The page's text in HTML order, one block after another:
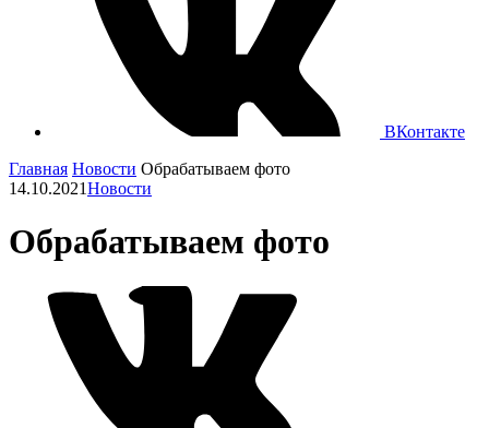
ВКонтакте
Главная Новости Обрабатываем фото
14.10.2021Новости
Обрабатываем фото